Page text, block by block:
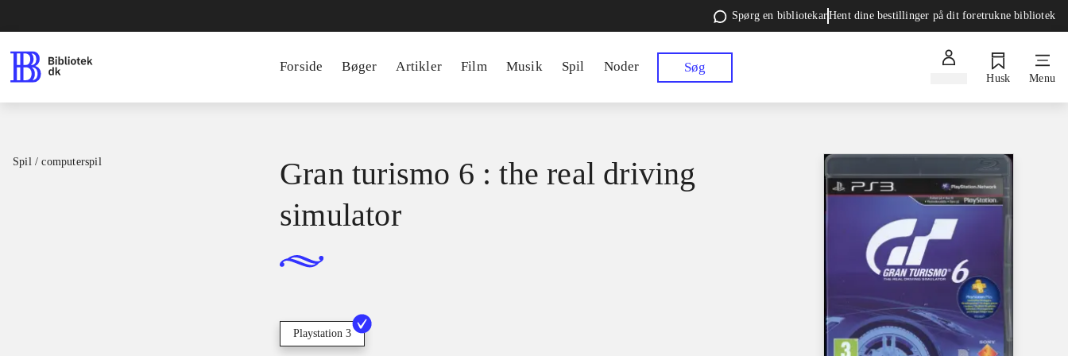
Spørg en bibliotekarHent dine bestillinger på dit foretrukne bibliotek
Forside Bøger Artikler Film Musik Spil Noder Søg
Husk Menu
Spil / computerspil
Gran turismo 6 : the real driving
simulator
Playstation 3